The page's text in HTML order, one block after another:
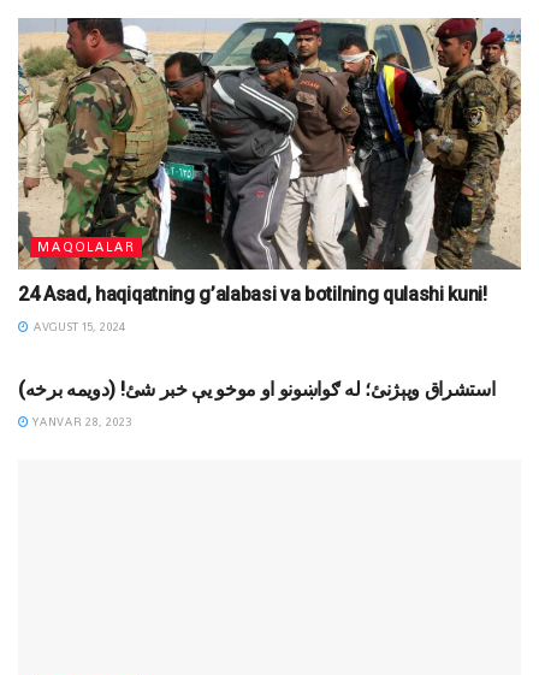
MAQOLALAR
24 Asad, haqiqatning g’alabasi va botilning qulashi kuni!
AVGUST 15, 2024
استشراق وپېژنئ؛ له ګواښونو او موخو یې خبر شئ! (دويمه برخه)
YANVAR 28, 2023